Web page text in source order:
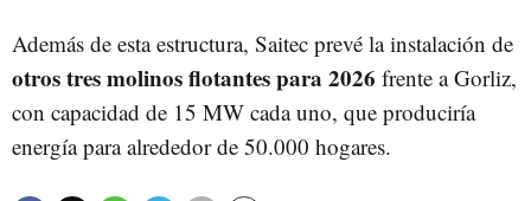
Además de esta estructura, Saitec prevé la instalación de
otros tres molinos flotantes para 2026 frente a Gorliz,
con capacidad de 15 MW cada uno, que produciría
energía para alrededor de 50.000 hogares.